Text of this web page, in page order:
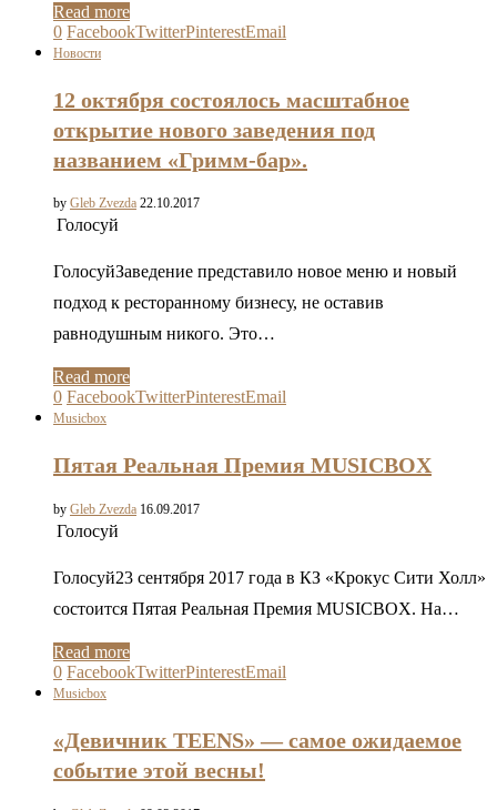
Read more
0 FacebookTwitterPinterestEmail
Новости
12 октября состоялось масштабное
открытие нового заведения под
названием «Гримм-бар».
by Gleb Zvezda 22.10.2017
Голосуй
ГолосуйЗаведение представило новое меню и новый
подход к ресторанному бизнесу, не оставив
равнодушным никого. Это…
Read more
0 FacebookTwitterPinterestEmail
Musicbox
Пятая Реальная Премия MUSICBOX
by Gleb Zvezda 16.09.2017
Голосуй
Голосуй23 сентября 2017 года в КЗ «Крокус Сити Холл»
состоится Пятая Реальная Премия MUSICBOX. На…
Read more
0 FacebookTwitterPinterestEmail
Musicbox
«Девичник TEENS» — самое ожидаемое
событие этой весны!